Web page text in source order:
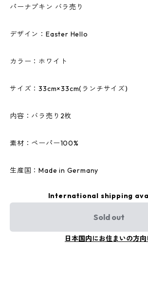
パーナプキン バラ売り
デザイン：Easter Hello
カラー：ホワイト
サイズ：33cm×33cm(ランチサイズ)
内容：バラ売り2枚
素材：ペーパー100%
生産国：Made in Germany
International shipping
Sold out
日本国内にお住まいの方向